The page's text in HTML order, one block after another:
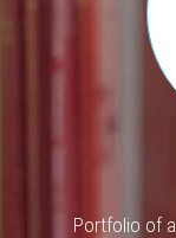
Portfolio of